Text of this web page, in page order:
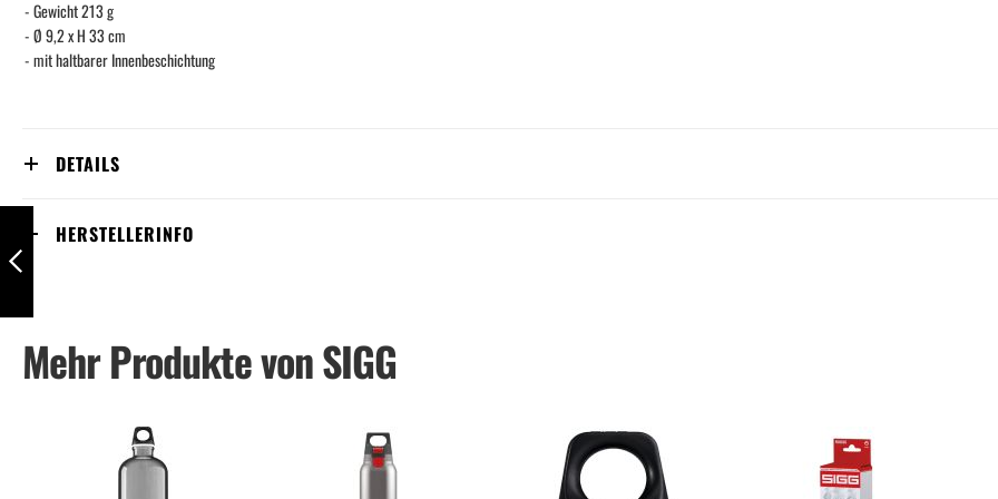
Color One 1L,
- Gewicht 213 g
- Ø 9,2 x H 33 cm
- mit haltbarer Innenbeschichtung
DETAILS
HERSTELLERINFO
Mehr Produkte von SIGG